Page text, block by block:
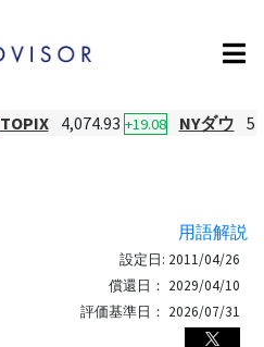
TOPIX 4,074.93 +19.08 NYダウ
用語解説
設定日: 2011/04/26
償還日： 2029/04/10
評価基準日： 2026/07/31